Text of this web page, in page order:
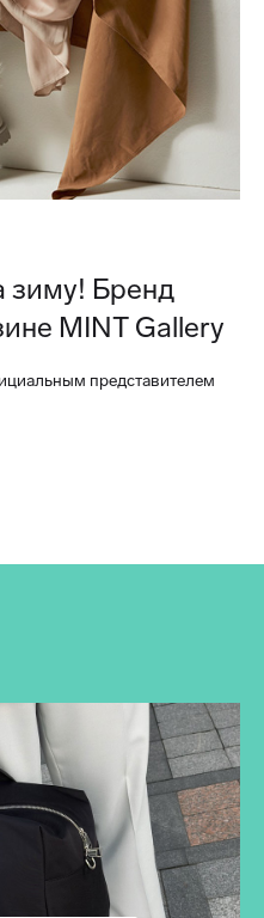
зиму! Бренд
MINT Gallery
представителем